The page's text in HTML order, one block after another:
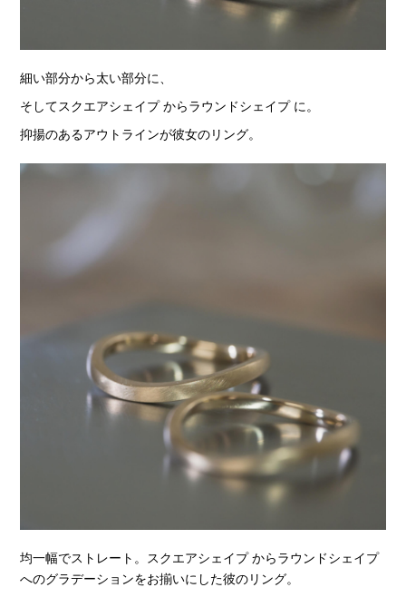
細い部分から太い部分に、
そしてスクエアシェイプ からラウンドシェイプ に。
抑揚のあるアウトラインが彼女のリング。
均一幅でストレート。スクエアシェイプ からラウンドシェイプ
へのグラデーションをお揃いにした彼のリング。